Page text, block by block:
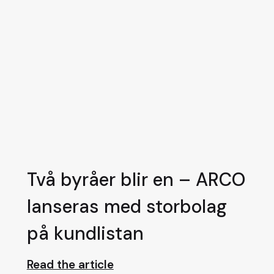
Två byråer blir en – ARCO
lanseras med storbolag
på kundlistan
Read the article